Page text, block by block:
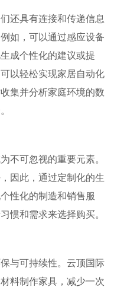
还具有连接和传递信息
如，可以通过感应设备
成个性化的建议或提
以轻松实现家居自动化
集并分析家庭环境的数
不可忽视的重要元素。
因此，通过定制化的生
性化的制造和销售服
惯和需求来选择购买。
与可持续性。云顶国际
料制作家具，减少一次